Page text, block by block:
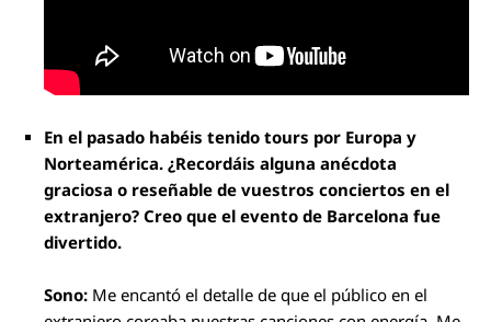
En el pasado habéis tenido tours por Europa y
Norteamérica. ¿Recordáis alguna anécdota
graciosa o reseñable de vuestros conciertos en el
extranjero? Creo que el evento de Barcelona fue
divertido.
Sono: Me encantó el detalle de que el público en el